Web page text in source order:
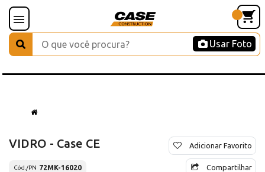
Usar Foto
VIDRO - Case CE
Cód./PN 72MK-16020
Adicionar Favorito
Compartilhar